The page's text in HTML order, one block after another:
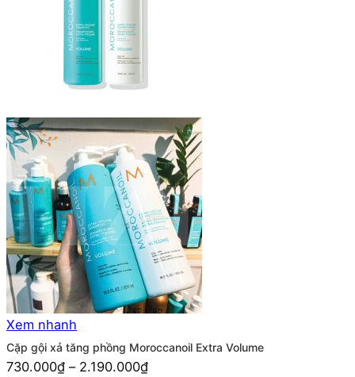
Xem nhanh
Cặp gội xả tăng phồng Moroccanoil Extra Volume
730.000₫ – 2.190.000₫